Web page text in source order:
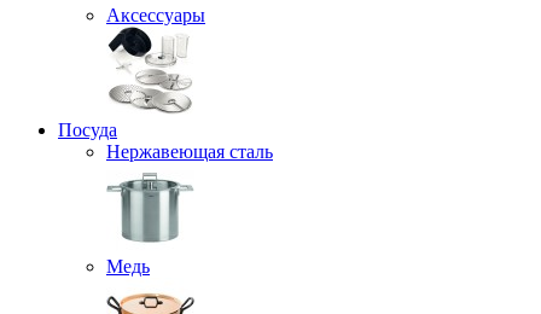
Аксессуары
Посуда
Нержавеющая сталь
Медь